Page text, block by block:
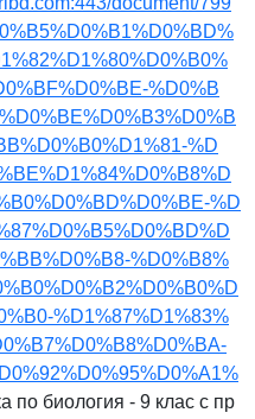
%D0%B
%D
%D
%D0%B8%
%D1%87%D1%83%
по биология - 9 клас с пр